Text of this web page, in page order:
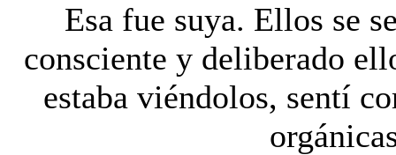
Esa fue suya. Ellos se
consciente y deliberado
estaba viéndolos, sentí